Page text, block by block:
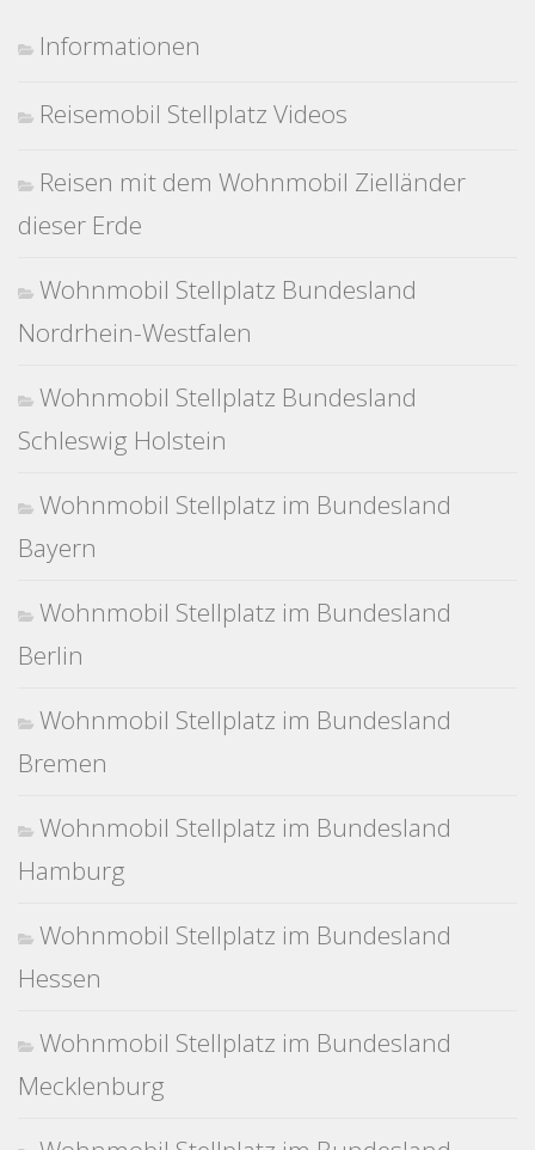
Informationen
Reisemobil Stellplatz Videos
Reisen mit dem Wohnmobil Zielländer
dieser Erde
Wohnmobil Stellplatz Bundesland
Nordrhein-Westfalen
Wohnmobil Stellplatz Bundesland
Schleswig Holstein
Wohnmobil Stellplatz im Bundesland
Bayern
Wohnmobil Stellplatz im Bundesland
Berlin
Wohnmobil Stellplatz im Bundesland
Bremen
Wohnmobil Stellplatz im Bundesland
Hamburg
Wohnmobil Stellplatz im Bundesland
Hessen
Wohnmobil Stellplatz im Bundesland
Mecklenburg